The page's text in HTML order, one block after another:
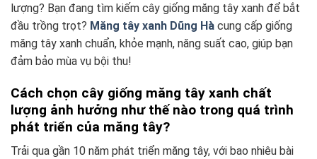
lượng? Bạn đang tìm kiếm cây giống măng tây xanh để bắt
đầu trồng trọt? Măng tây xanh Dũng Hà cung cấp giống
măng tây xanh chuẩn, khỏe mạnh, năng suất cao, giúp bạn
đảm bảo mùa vụ bội thu!
Cách chọn cây giống măng tây xanh chất
lượng ảnh hưởng như thế nào trong quá trình
phát triển của măng tây?
Trải qua gần 10 năm phát triển măng tây, với bao nhiêu bài